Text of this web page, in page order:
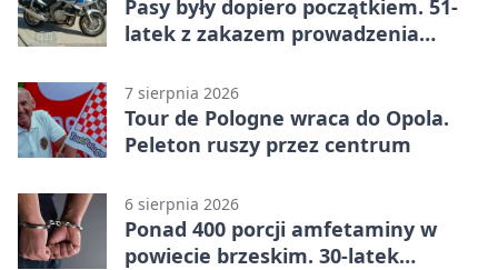
Pasy były dopiero początkiem. 51-
latek z zakazem prowadzenia
7 sierpnia 2026
Tour de Pologne wraca do Opola.
Peleton ruszy przez centrum
6 sierpnia 2026
Ponad 400 porcji amfetaminy w
powiecie brzeskim. 30-latek